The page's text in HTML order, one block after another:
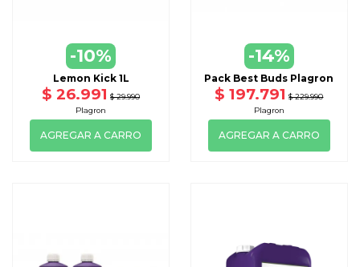
-10%
Lemon Kick 1L
$ 26.991 $ 29.990
Plagron
AGREGAR A CARRO
-14%
Pack Best Buds Plagron
$ 197.791 $ 229.990
Plagron
AGREGAR A CARRO